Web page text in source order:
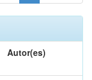
Autor(es)